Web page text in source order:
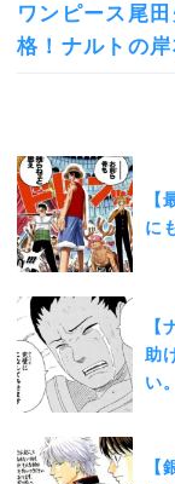
ワンピース尾
格！ナルトの
に
助
い